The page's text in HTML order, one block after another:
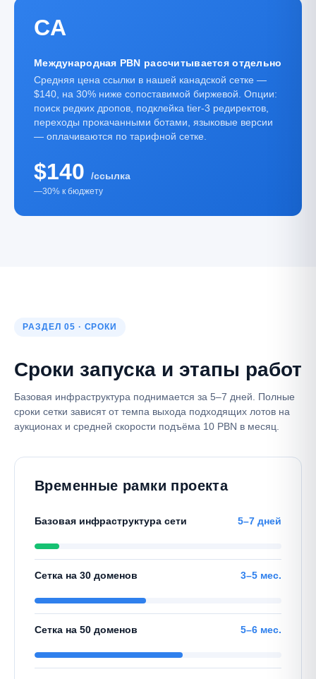
CA
Международная PBN рассчитывается отдельно
Средняя цена ссылки в нашей канадской сетке —
$140, на 30% ниже сопоставимой биржевой. Опции:
поиск редких дропов, подклейка tier-3 редиректов,
переходы прокачанными ботами, языковые версии
— оплачиваются по тарифной сетке.
$140 /ссылка
—30% к бюджету
РАЗДЕЛ 05 · СРОКИ
Сроки запуска и этапы работ
Базовая инфраструктура поднимается за 5–7 дней. Полные
сроки сетки зависят от темпа выхода подходящих лотов на
аукционах и средней скорости подъёма 10 PBN в месяц.
Временные рамки проекта
Базовая инфраструктура сети 5–7 дней
Сетка на 30 доменов 3–5 мес.
Сетка на 50 доменов 5–6 мес.